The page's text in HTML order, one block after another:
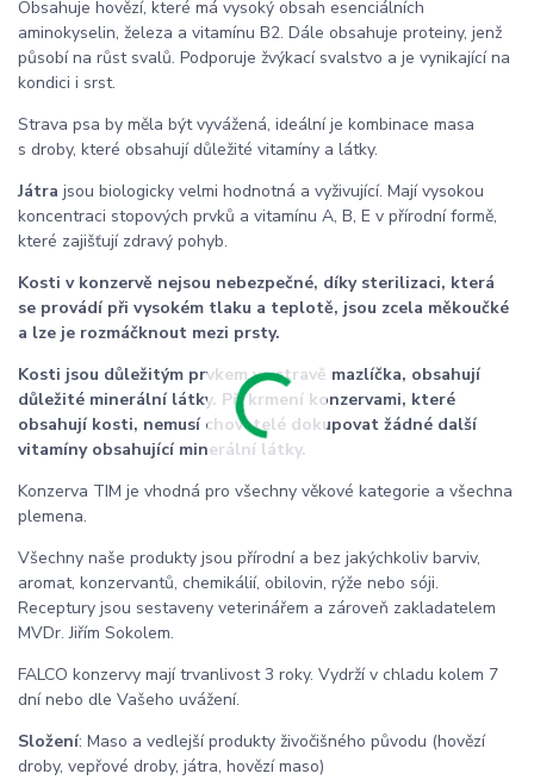
Obsahuje hovězí, které má vysoký obsah esenciálních
aminokyselin, železa a vitamínu B2. Dále obsahuje proteiny, jenž
působí na růst svalů. Podporuje žvýkací svalstvo a je vynikající na
kondici i srst.
Strava psa by měla být vyvážená, ideální je kombinace masa
s droby, které obsahují důležité vitamíny a látky.
Játra jsou biologicky velmi hodnotná a vyživující. Mají vysokou
koncentraci stopových prvků a vitamínu A, B, E v přírodní formě,
které zajišťují zdravý pohyb.
Kosti v konzervě nejsou nebezpečné, díky sterilizaci, která
se provádí při vysokém tlaku a teplotě, jsou zcela měkoučké
a lze je rozmáčknout mezi prsty.
Kosti jsou důležitým prvkem ve stravě mazlíčka, obsahují
důležité minerální látky. Při krmení konzervami, které
obsahují kosti, nemusí chovatelé dokupovat žádné další
vitamíny obsahující minerální látky.
Konzerva TIM je vhodná pro všechny věkové kategorie a všechna
plemena.
Všechny naše produkty jsou přírodní a bez jakýchkoliv barviv,
aromat, konzervantů, chemikálií, obilovin, rýže nebo sóji.
Receptury jsou sestaveny veterinářem a zároveň zakladatelem
MVDr. Jiřím Sokolem.
FALCO konzervy mají trvanlivost 3 roky. Vydrží v chladu kolem 7
dní nebo dle Vašeho uvážení.
Složení: Maso a vedlejší produkty živočišného původu (hovězí
droby, vepřové droby, játra, hovězí maso)